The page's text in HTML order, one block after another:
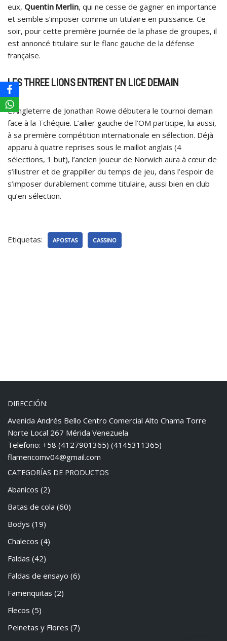
eux, Quentin Merlin, qui ne cesse de gagner en importance
et semble s’imposer comme un titulaire en puissance. Ce
soir, pour cette première journée de la phase de groupes, il
est annoncé titulaire sur le flanc gauche de la défense
française.
LES THREE LIONS ENTRENT EN LICE DEMAIN
L’Angleterre de Jonathan Rowe débutera le tournoi demain
face à la Tchéquie. L’ailier gauche de l’OM participe, lui aussi,
à sa première compétition internationale en sélection. Déjà
apparu à quatre reprises sous le maillot anglais (4
sélections, 1 but), l’ancien joueur de Norwich aura à cœur de
s’illustrer et de grappiller du temps de jeu, dans l’espoir de
s’imposer durablement comme titulaire, aussi bien en club
qu’en sélection.
Etiquetas: APOSTAS CASSINO
DIRECCIÓN:
Avenida Andrés Bello Centro Comercial Alto Chama Torre
Norte Local 267 Mérida Venezuela
Telefono: +58 (4127901365) (4145311365)
flamencomv04@gmail.com
CATEGORÍAS DE PRODUCTOS
Abanicos (2)
Batas de cola (60)
Bodys (19)
Chalecos (4)
Faldas (42)
Faldas de ensayo (6)
Famenquitas (2)
Flecos (5)
Peinetas y Flores (7)